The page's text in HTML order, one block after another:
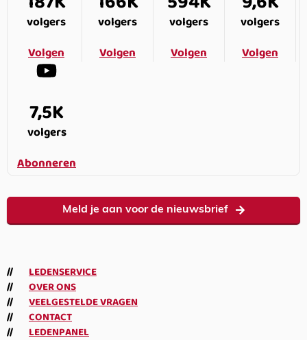
volgers
Volgen
volgers
Volgen
volgers
Volgen
volgers
Volgen
7,5K
volgers
Abonneren
Meld je aan voor de nieuwsbrief
LEDENSERVICE
OVER ONS
VEELGESTELDE VRAGEN
CONTACT
LEDENPANEL